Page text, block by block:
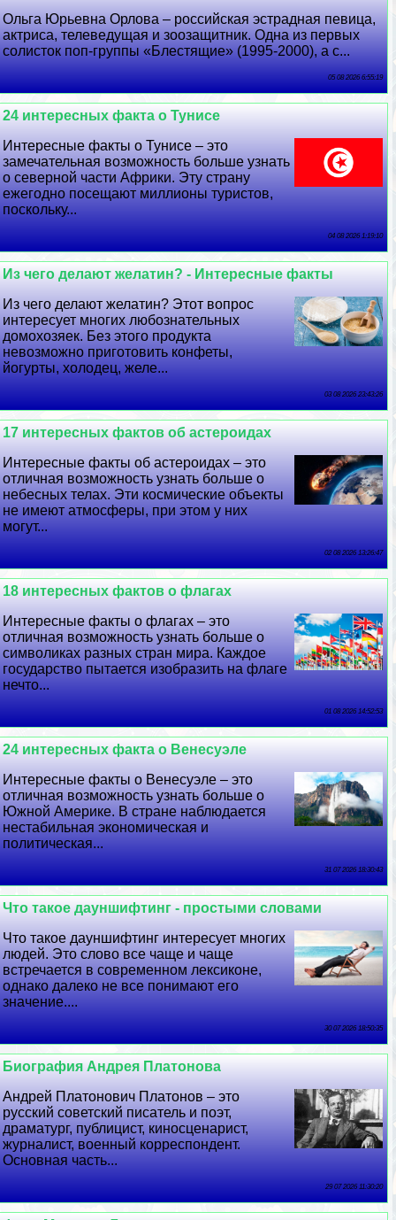
Ольга Юрьевна Орлова – российская эстрадная певица,
актриса, телеведущая и зоозащитник. Одна из первых
солисток поп-группы «Блестящие» (1995-2000), а с...
05 08 2026 6:55:19
24 интересных факта о Тунисе
Интересные факты о Тунисе – это
замечательная возможность больше узнать
о северной части Африки. Эту страну
ежегодно посещают миллионы туристов,
поскольку...
04 08 2026 1:19:10
Из чего делают желатин? - Интересные факты
Из чего делают желатин? Этот вопрос
интересует многих любознательных
домохозяек. Без этого продукта
невозможно приготовить конфеты,
йогурты, холодец, желе...
03 08 2026 23:43:26
17 интересных фактов об астероидах
Интересные факты об астероидах – это
отличная возможность узнать больше о
небесных телах. Эти космические объекты
не имеют атмосферы, при этом у них
могут...
02 08 2026 13:26:47
18 интересных фактов о флагах
Интересные факты о флагах – это
отличная возможность узнать больше о
символиках разных стран мира. Каждое
государство пытается изобразить на флаге
нечто...
01 08 2026 14:52:53
24 интересных факта о Венесуэле
Интересные факты о Венесуэле – это
отличная возможность узнать больше о
Южной Америке. В стране наблюдается
нестабильная экономическая и
политическая...
31 07 2026 18:30:43
Что такое дayншифтинг - простыми словами
Что такое дayншифтинг интересует многих
людей. Это слово все чаще и чаще
встречается в современном лексиконе,
однако далеко не все понимают его
значение....
30 07 2026 18:50:35
Биография Андрея Платонова
Андрей Платонович Платонов – это
русский советский писатель и поэт,
драматург, публицист, киносценарист,
журналист, военный корреспондент.
Основная часть...
29 07 2026 11:30:20